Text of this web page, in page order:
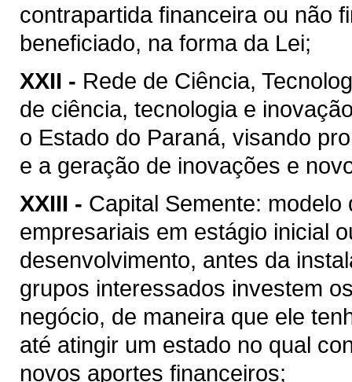
contrapartida financeira ou não
beneficiado, na forma da Lei;
XXII - Rede de Ciência,
de ciência, tecnologia e
o Estado do Paraná, visando
e a geração de inovações e
XXIII - Capital Semente:
empresariais em estágio inicial
desenvolvimento, antes da
grupos interessados investem
negócio, de maneira que ele
até atingir um estado no qual
novos aportes financeiros;